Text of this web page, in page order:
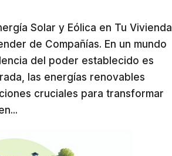
Solar y Eólica en Tu Vivienda
de Compañías. En un mundo
del poder establecido es
las energías renovables
cruciales para transformar